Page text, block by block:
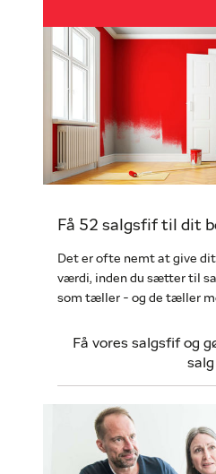
Få 52 salgsfif til dit
Det er ofte nemt at give
værdi, inden du sætter til
som tæller - og de tæller
Få vores salgsfif og
salg